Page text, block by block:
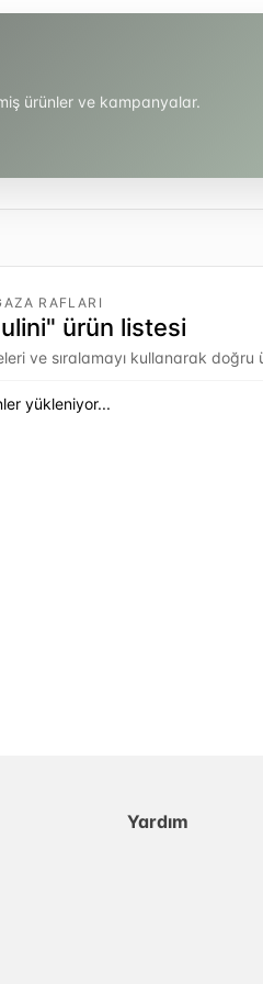
ürünler ve kampanyalar.
RAFLARI
ürün listesi
ve sıralamayı kullanarak doğru
yükleniyor...
Yardım